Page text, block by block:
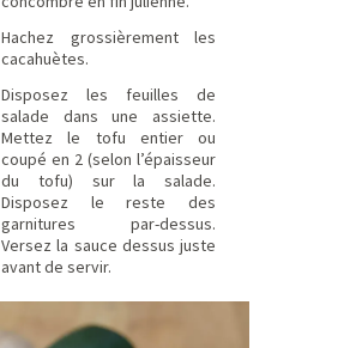
Hachez grossièrement les
cacahuètes.
Disposez les feuilles de
salade dans une assiette.
Mettez le tofu entier ou
coupé en 2 (selon l’épaisseur
du tofu) sur la salade.
Disposez le reste des
garnitures par-dessus.
Versez la sauce dessus juste
avant de servir.